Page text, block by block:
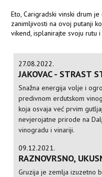
Eto, Carigradski vinski drum
zanimljivosti na ovoj putanji
vikend, isplanirajte svoju rutu
27.08.2022.
JAKOVAC - STRAST
Snažna energija volje i
predivnom erdutskom
koja osvaja već prvim
nevjerojatne prirode na
vinogradu i vinariji.
09.12.2021.
RAZNOVRSNO,
Gruzija je zemlja izuzetno